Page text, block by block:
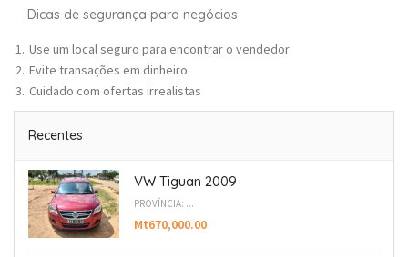
Dicas de segurança para negócios
Use um local seguro para encontrar o vendedor
Evite transações em dinheiro
Cuidado com ofertas irrealistas
Recentes
VW Tiguan 2009
PROVÍNCIA: ...
Mt670,000.00